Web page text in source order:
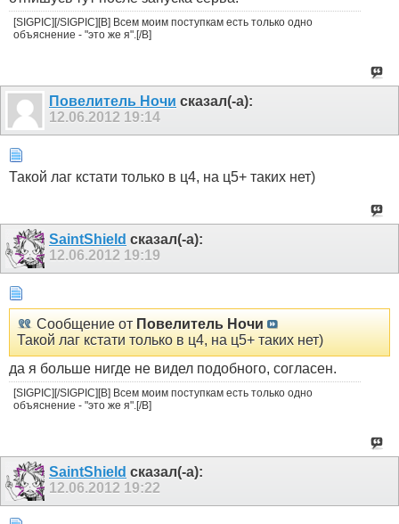
[SIGPIC][/SIGPIC][B] Всем моим поступкам есть только одно
объяснение - "это же я".[/B]
Пoвелитель Ночи сказал(-а):
12.06.2012 19:14
Такой лаг кстати только в ц4, на ц5+ таких нет)
SaintShield сказал(-а):
12.06.2012 19:19
Сообщение от Пoвелитель Ночи
Такой лаг кстати только в ц4, на ц5+ таких нет)
да я больше нигде не видел подобного, согласен.
[SIGPIC][/SIGPIC][B] Всем моим поступкам есть только одно
объяснение - "это же я".[/B]
SaintShield сказал(-а):
12.06.2012 19:22